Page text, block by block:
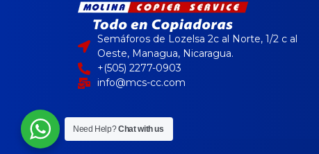
Semáforos de Lozelsa 2c al Norte, 1/2 c al
Oeste, Managua, Nicaragua.
+(505) 2277-0903
info@mcs-cc.com
Need Help?Chat with us